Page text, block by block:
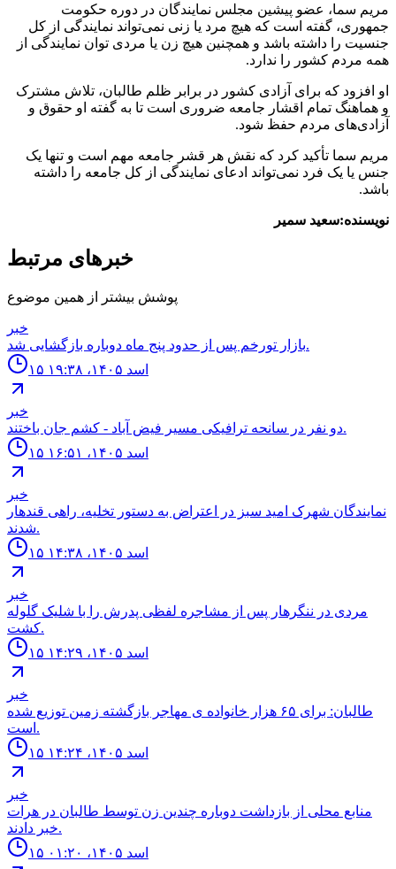
مریم سما، عضو پیشین مجلس نمایندگان در دوره حکومت
جمهوری، گفته است که هیچ مرد یا زنی نمی‌تواند نمایندگی از کل
جنسیت را داشته باشد و همچنین هیچ زن یا مردی توان نمایندگی از
همه مردم کشور را ندارد.
او افزود که برای آزادی کشور در برابر ظلم طالبان، تلاش مشترک
و هماهنگ تمام اقشار جامعه ضروری است تا به گفته او حقوق و
آزادی‌های مردم حفظ شود.
مریم سما تأکید کرد که نقش هر قشر جامعه مهم است و تنها یک
جنس یا یک فرد نمی‌تواند ادعای نمایندگی از کل جامعه را داشته
باشد.
نویسنده:سعید سمیر
خبرهای مرتبط
پوشش بیشتر از همین موضوع
خبر
بازار تورخم پس از حدود پنج ماه دوباره بازگشایی شد.
۱۵ اسد ۱۴۰۵، ۱۹:۳۸
خبر
دو نفر در سانحه ترافيكى مسير فيض آباد - كشم جان باختند.
۱۵ اسد ۱۴۰۵، ۱۶:۵۱
خبر
نمايندگان شهرک اميد سبز در اعتراض به دستور تخليه، راهى قندهار
شدند.
۱۵ اسد ۱۴۰۵، ۱۴:۳۸
خبر
مردى در ننگرهار پس از مشاجره لفظى پدرش را با شليک گلوله
كشت.
۱۵ اسد ۱۴۰۵، ۱۴:۲۹
خبر
طالبان: براى ۶۵ هزار خانواده ی مهاجر بازگشته زمين توزيع شده
است.
۱۵ اسد ۱۴۰۵، ۱۴:۲۴
خبر
منابع محلى از بازداشت دوباره چندين زن توسط طالبان در هرات
خبر دادند.
۱۵ اسد ۱۴۰۵، ۰۱:۲۰